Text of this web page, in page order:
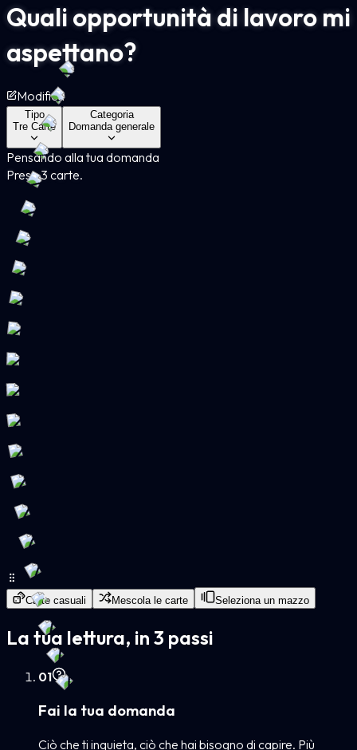
Quali opportunità di lavoro mi
aspettano?
Modifica
Tipo
Tre Carte
Categoria
Domanda generale
Pensando alla tua domanda
Presa 3 carte.
Carte casuali Mescola le carte Seleziona un mazzo
La tua lettura, in 3 passi
01
Fai la tua domanda
Ciò che ti inquieta, ciò che hai bisogno di capire. Più